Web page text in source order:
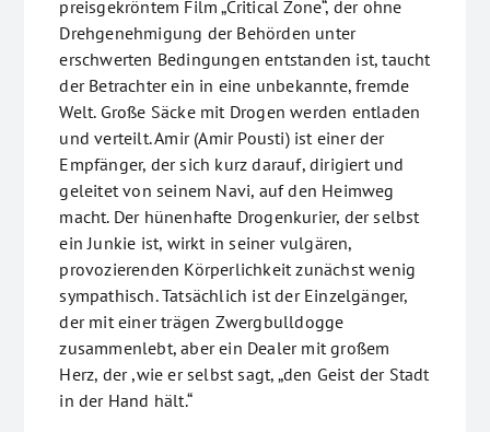
preisgekröntem Film „Critical Zone“, der ohne
Drehgenehmigung der Behörden unter
erschwerten Bedingungen entstanden ist, taucht
der Betrachter ein in eine unbekannte, fremde
Welt. Große Säcke mit Drogen werden entladen
und verteilt. Amir (Amir Pousti) ist einer der
Empfänger, der sich kurz darauf, dirigiert und
geleitet von seinem Navi, auf den Heimweg
macht. Der hünenhafte Drogenkurier, der selbst
ein Junkie ist, wirkt in seiner vulgären,
provozierenden Körperlichkeit zunächst wenig
sympathisch. Tatsächlich ist der Einzelgänger,
der mit einer trägen Zwergbulldogge
zusammenlebt, aber ein Dealer mit großem
Herz, der ,wie er selbst sagt, „den Geist der Stadt
in der Hand hält.“